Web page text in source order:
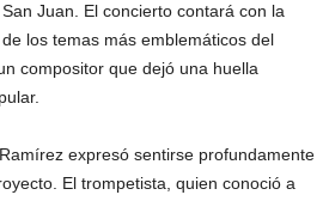
Juan. El concierto contará con la
los temas más emblemáticos del
compositor que dejó una huella
expresó sentirse profundamente
El trompetista, quien conoció a